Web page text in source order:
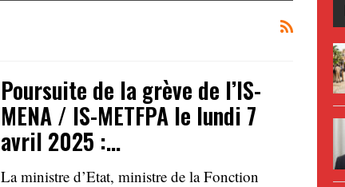
Poursuite de la grève de l’IS-
MENA / IS-METFPA le lundi 7
avril 2025 :…
La ministre d’Etat, ministre de la Fonction